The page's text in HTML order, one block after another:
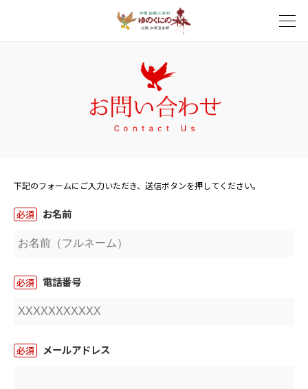
下記のフォームにご入力いただき、送信ボタンを押してください。
必須 お名前
必須 電話番号
必須 メールアドレス